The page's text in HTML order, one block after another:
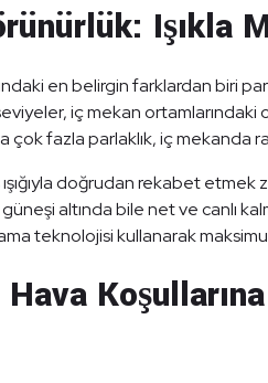
Işıkla
en belirgin farklardan biri
iç mekan ortamlarındaki
fazla parlaklık, iç mekanda
doğrudan rekabet
altında bile net ve canlı
teknolojisi kullanarak
Hava